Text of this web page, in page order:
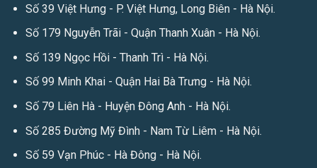
Số 39 Việt Hưng - P. Việt Hưng, Long Biên - Hà Nội.
Số 179 Nguyễn Trãi - Quận Thanh Xuân - Hà Nội.
Số 139 Ngọc Hồi - Thanh Trì - Hà Nội.
Số 99 Minh Khai - Quận Hai Bà Trưng - Hà Nội.
Số 79 Liên Hà - Huyện Đông Anh - Hà Nội.
Số 285 Đường Mỹ Đình - Nam Từ Liêm - Hà Nội.
Số 59 Vạn Phúc - Hà Đông - Hà Nội.